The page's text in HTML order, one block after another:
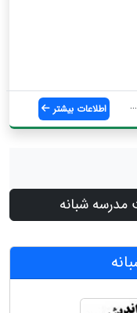
اطلاعات بیشتر
شبانه